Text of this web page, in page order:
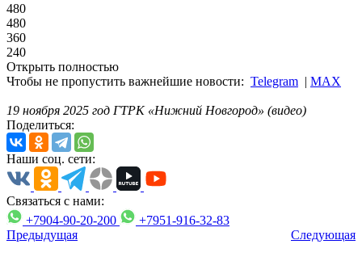
480
480
360
240
Открыть полностью
Чтобы не пропустить важнейшие новости: Telegram | MAX
19 ноября 2025 год ГТРК «Нижний Новгород» (видео)
Поделиться:
Наши соц. сети:
Связаться с нами:
+7904-90-20-200
+7951-916-32-83
Предыдущая
Следующая